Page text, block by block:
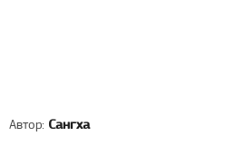
Автор: Сангха